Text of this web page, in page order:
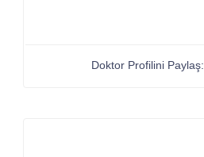
Doktor Profilini Paylaş: